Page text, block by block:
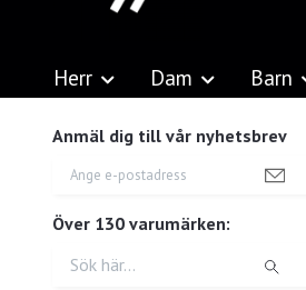
Herr Dam Barn
Anmäl dig till vår nyhetsbrev
Över 130 varumärken: